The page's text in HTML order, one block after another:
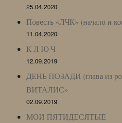
25.04.2020
Повесть «ЛЧК» (начало и
11.04.2020
К Л Ю Ч
12.09.2019
ДЕНЬ ПОЗАДИ (глава из
ВИТАЛИС»
02.09.2019
МОИ ПЯТИДЕСЯТЫЕ